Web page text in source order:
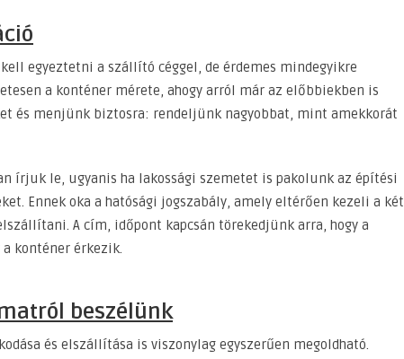
egyeztetni a szállító céggel, de érdemes mindegyikre
a konténer mérete, ahogy arról már az előbbiekben is
és menjünk biztosra: rendeljünk nagyobbat, mint amekkorát
írjuk le, ugyanis ha lakossági szemetet is pakolunk az építési
Ennek oka a hatósági jogszabály, amely eltérően kezeli a két
A cím, időpont kapcsán törekedjünk arra, hogy a
konténer érkezik.
beszélünk
és elszállítása is viszonylag egyszerűen megoldható.